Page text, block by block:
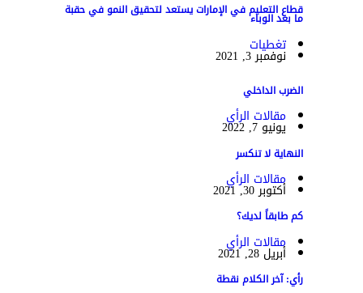
قطاع التعليم في الإمارات يستعد لتحقيق النمو في حقبة
ما بعد الوباء
تغطيات
نوفمبر 3, 2021
الضرب الداخلي
مقالات الرأي
يونيو 7, 2022
النهاية لا تنكسر
مقالات الرأي
أكتوبر 30, 2021
كم طابقاً لديك؟
مقالات الرأي
أبريل 28, 2021
رأي: آخر الكلام نقطة